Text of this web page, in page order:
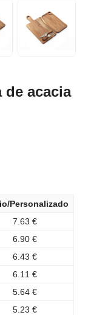
de acacia
Personalizado
7.63 €
6.90 €
6.43 €
6.11 €
5.64 €
5.23 €